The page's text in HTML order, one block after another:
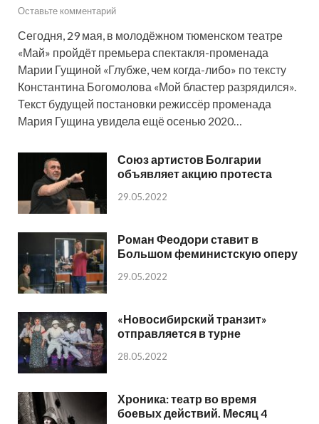
Оставьте комментарий
Сегодня, 29 мая, в молодёжном тюменском театре
«Май» пройдёт премьера спектакля-променада
Марии Гущиной «Глубже, чем когда-либо» по тексту
Константина Богомолова «Мой бластер разрядился».
Текст будущей постановки режиссёр променада
Мария Гущина увидела ещё осенью 2020…
Союз артистов Болгарии
объявляет акцию протеста
29.05.2022
Роман Феодори ставит в
Большом феминистскую оперу
29.05.2022
«Новосибирский транзит»
отправляется в турне
28.05.2022
Хроника: театр во время
боевых действий. Месяц 4